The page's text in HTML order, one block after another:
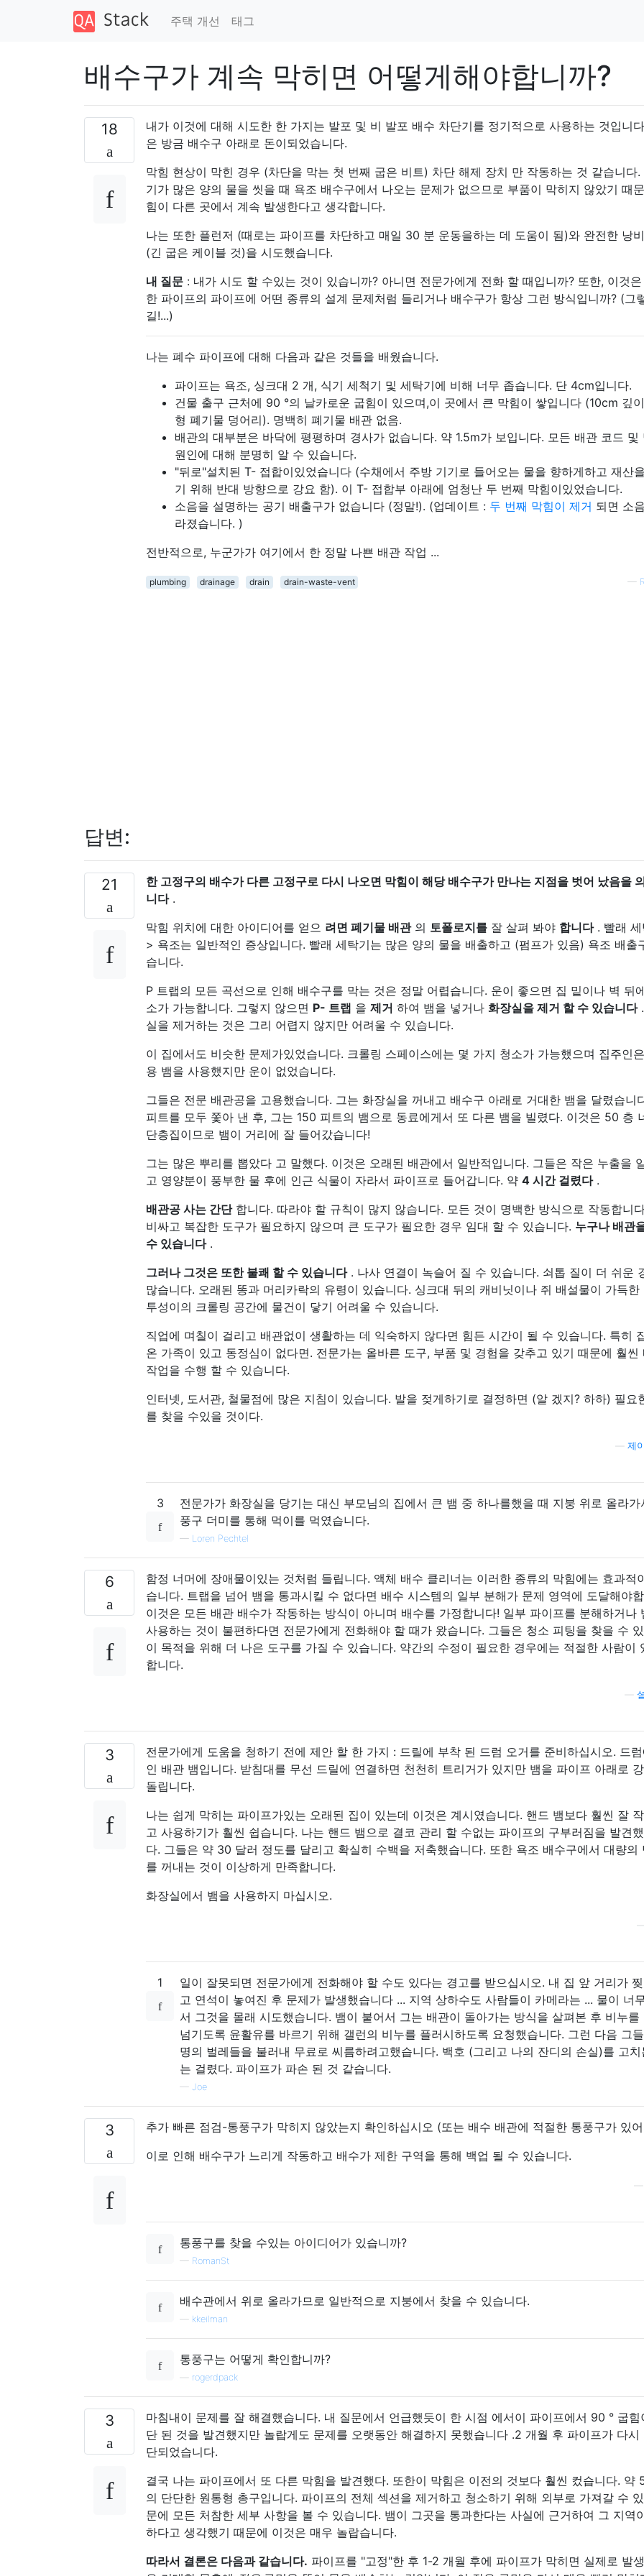
주택 개선 태그
배수구가 계속 막히면 어떻게해야합니까?
18
내가 이것에 대해 시도한 한 가지는 발포 및 비 발포 배수 차단기를 정기적으로 사용하는 것입니
은 방금 배수구 아래로 돈이되었습니다.
막힘 현상이 막힌 경우 (차단을 막는 첫 번째 굽은 비트) 차단 해제 장치 만 작동하는 것 같습니다.
기가 많은 양의 물을 씻을 때 욕조 배수구에서 나오는 문제가 없으므로 부품이 막히지 않았기 때
힘이 다른 곳에서 계속 발생한다고 생각합니다.
나는 또한 플런저 (때로는 파이프를 차단하고 매일 30 분 운동을하는 데 도움이 됨)와 완전한 낭
(긴 굽은 케이블 것)을 시도했습니다.
내 질문 : 내가 시도 할 수있는 것이 있습니까? 아니면 전문가에게 전화 할 때입니까? 또한, 이것은
한 파이프의 파이프에 어떤 종류의 설계 문제처럼 들리거나 배수구가 항상 그런 방식입니까? (그
길!...)
나는 폐수 파이프에 대해 다음과 같은 것들을 배웠습니다.
파이프는 욕조, 싱크대 2 개, 식기 세척기 및 세탁기에 비해 너무 좁습니다. 단 4cm입니다.
건물 출구 근처에 90 °의 날카로운 굽힘이 있으며,이 곳에서 큰 막힘이 쌓입니다 (10cm 깊
형 폐기물 덩어리). 명백히 폐기물 배관 없음.
배관의 대부분은 바닥에 평평하며 경사가 없습니다. 약 1.5m가 보입니다. 모든 배관 코드 및
원인에 대해 분명히 알 수 있습니다.
"뒤로"설치된 T- 접합이있었습니다 (수채에서 주방 기기로 들어오는 물을 향하게하고 재산
기 위해 반대 방향으로 강요 함). 이 T- 접합부 아래에 엄청난 두 번째 막힘이있었습니다.
소음을 설명하는 공기 배출구가 없습니다 (정말!). (업데이트 : 두 번째 막힘이 제거 되면 소
라졌습니다. )
전반적으로, 누군가가 여기에서 한 정말 나쁜 배관 작업 ...
plumbing drainage drain drain-waste-vent —
답변:
21
한 고정구의 배수가 다른 고정구로 다시 나오면 막힘이 해당 배수구가 만나는 지점을 벗어 났음을
니다.
막힘 위치에 대한 아이디어를 얻으 려면 폐기물 배관의 토폴로지를 잘 살펴 봐야 합니다. 빨래 세
> 욕조는 일반적인 증상입니다. 빨래 세탁기는 많은 양의 물을 배출하고 (펌프가 있음) 욕조 배출
습니다.
P 트랩의 모든 곡선으로 인해 배수구를 막는 것은 정말 어렵습니다. 운이 좋으면 집 밑이나 벽 뒤
소가 가능합니다. 그렇지 않으면 P- 트랩 을 제거 하여 뱀을 넣거나 화장실을 제거 할 수 있습니다.
실을 제거하는 것은 그리 어렵지 않지만 어려울 수 있습니다.
이 집에서도 비슷한 문제가있었습니다. 크롤링 스페이스에는 몇 가지 청소가 가능했으며 집주인
용 뱀을 사용했지만 운이 없었습니다.
그들은 전문 배관공을 고용했습니다. 그는 화장실을 꺼내고 배수구 아래로 거대한 뱀을 달렸습니
피트를 모두 쫓아 낸 후, 그는 150 피트의 뱀으로 동료에게서 또 다른 뱀을 빌렸다. 이것은 50 층
단층집이므로 뱀이 거리에 잘 들어갔습니다!
그는 많은 뿌리를 뽑았다 고 말했다. 이것은 오래된 배관에서 일반적입니다. 그들은 작은 누출을
고 영양분이 풍부한 물 후에 인근 식물이 자라서 파이프로 들어갑니다. 약 4 시간 걸렸다.
배관공 사는 간단합니다. 따라야 할 규칙이 많지 않습니다. 모든 것이 명백한 방식으로 작동합니
비싸고 복잡한 도구가 필요하지 않으며 큰 도구가 필요한 경우 임대 할 수 있습니다. 누구나 배관
수 있습니다.
그러나 그것은 또한 불쾌 할 수 있습니다. 나사 연결이 녹슬어 질 수 있습니다. 쇠톱 질이 더 쉬운
많습니다. 오래된 똥과 머리카락의 유령이 있습니다. 싱크대 뒤의 캐비닛이나 쥐 배설물이 가득한
투성이의 크롤링 공간에 물건이 닿기 어려울 수 있습니다.
직업에 며칠이 걸리고 배관없이 생활하는 데 익숙하지 않다면 힘든 시간이 될 수 있습니다. 특히
온 가족이 있고 동정심이 없다면. 전문가는 올바른 도구, 부품 및 경험을 갖추고 있기 때문에 훨씬
작업을 수행 할 수 있습니다.
인터넷, 도서관, 철물점에 많은 지침이 있습니다. 발을 젖게하기로 결정하면 (알 겠지? 하하) 필요
를 찾을 수있을 것이다.
제
3
전문가가 화장실을 당기는 대신 부모님의 집에서 큰 뱀 중 하나를했을 때 지붕 위로 올라가
풍구 더미를 통해 먹이를 먹였습니다.
— Loren Pechtel
6
함정 너머에 장애물이있는 것처럼 들립니다. 액체 배수 클리너는 이러한 종류의 막힘에는 효과적
습니다. 트랩을 넘어 뱀을 통과시킬 수 없다면 배수 시스템의 일부 분해가 문제 영역에 도달해야
이것은 모든 배관 배수가 작동하는 방식이 아니며 배수를 가정합니다! 일부 파이프를 분해하거나
사용하는 것이 불편하다면 전문가에게 전화해야 할 때가 왔습니다. 그들은 청소 피팅을 찾을 수
이 목적을 위해 더 나은 도구를 가질 수 있습니다. 약간의 수정이 필요한 경우에는 적절한 사람이
합니다.
3
전문가에게 도움을 청하기 전에 제안 할 한 가지 : 드릴에 부착 된 드럼 오거를 준비하십시오. 드
인 배관 뱀입니다. 받침대를 무선 드릴에 연결하면 천천히 트리거가 있지만 뱀을 파이프 아래로
돌립니다.
나는 쉽게 막히는 파이프가있는 오래된 집이 있는데 이것은 계시였습니다. 핸드 뱀보다 훨씬 잘
고 사용하기가 훨씬 쉽습니다. 나는 핸드 뱀으로 결코 관리 할 수없는 파이프의 구부러짐을 발견
다. 그들은 약 30 달러 정도를 달리고 확실히 수백을 저축했습니다. 또한 욕조 배수구에서 대량의
를 꺼내는 것이 이상하게 만족합니다.
화장실에서 뱀을 사용하지 마십시오.
1
일이 잘못되면 전문가에게 전화해야 할 수도 있다는 경고를 받으십시오. 내 집 앞 거리가
고 연석이 놓여진 후 문제가 발생했습니다 ... 지역 상하수도 사람들이 카메라는 ... 물이 너
서 그것을 몰래 시도했습니다. 뱀이 붙어서 그는 배관이 돌아가는 방식을 살펴본 후 비누를
넘기도록 윤활유를 바르기 위해 갤런의 비누를 플러시하도록 요청했습니다. 그런 다음 그
명의 벌레들을 불러내 무료로 씨름하려고했습니다. 백호 (그리고 나의 잔디의 손실)를 고치
는 걸렸다. 파이프가 파손 된 것 같습니다.
— Joe
3
추가 빠른 점검-통풍구가 막히지 않았는지 확인하십시오 (또는 배수 배관에 적절한 통풍구가 있
이로 인해 배수구가 느리게 작동하고 배수가 제한 구역을 통해 백업 될 수 있습니다.
통풍구를 찾을 수있는 아이디어가 있습니까?
— RomanSt
배수관에서 위로 올라가므로 일반적으로 지붕에서 찾을 수 있습니다.
kkeilman
통풍구는 어떻게 확인합니까?
rogerdpack
3
마침내이 문제를 잘 해결했습니다. 내 질문에서 언급했듯이 한 시점 에서이 파이프에서 90 ° 굽힘
단 된 것을 발견했지만 놀랍게도 문제를 오랫동안 해결하지 못했습니다 .2 개월 후 파이프가 다시
단되었습니다.
결국 나는 파이프에서 또 다른 막힘을 발견했다. 또한이 막힘은 이전의 것보다 훨씬 컸습니다. 약
의 단단한 원통형 총구입니다. 파이프의 전체 섹션을 제거하고 청소하기 위해 외부로 가져갈 수
문에 모든 처참한 세부 사항을 볼 수 있습니다. 뱀이 그곳을 통과한다는 사실에 근거하여 그 지역
하다고 생각했기 때문에 이것은 매우 놀랍습니다.
따라서 결론은 다음과 같습니다. 파이프를 "고정"한 후 1-2 개월 후에 파이프가 막히면 실제로 발